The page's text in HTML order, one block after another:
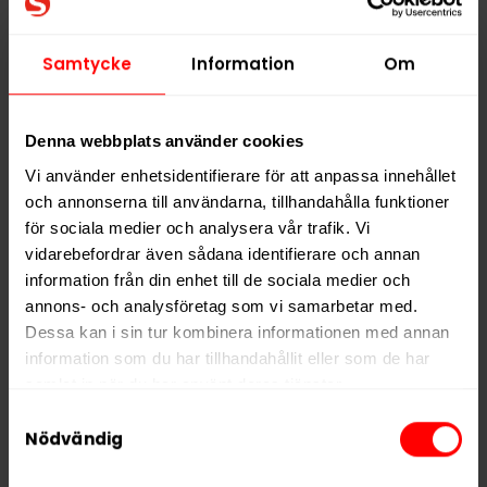
Samtycke Information Om
Denna webbplats använder cookies
Vi använder enhetsidentifierare för att anpassa innehållet
och annonserna till användarna, tillhandahålla funktioner
för sociala medier och analysera vår trafik. Vi
vidarebefordrar även sådana identifierare och annan
information från din enhet till de sociala medier och
annons- och analysföretag som vi samarbetar med.
Dessa kan i sin tur kombinera informationen med annan
information som du har tillhandahållit eller som de har
We work with
who may receive and
Nödvändig
En dosa innehåller 20 portioner i slim-formatoch
Mango är en del av sortimentet av koffeinpåsar med
olika smakprofiler.
Alla produkter med smaken Frukt
PRODUKTINFORMATION
Typ
Nikotinfritt Snus
Smak
Frukt